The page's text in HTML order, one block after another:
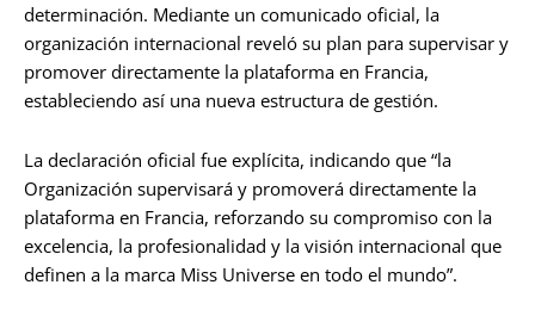
determinación. Mediante un comunicado oficial, la
organización internacional reveló su plan para supervisar y
promover directamente la plataforma en Francia,
estableciendo así una nueva estructura de gestión.
La declaración oficial fue explícita, indicando que “la
Organización supervisará y promoverá directamente la
plataforma en Francia, reforzando su compromiso con la
excelencia, la profesionalidad y la visión internacional que
definen a la marca Miss Universe en todo el mundo”.